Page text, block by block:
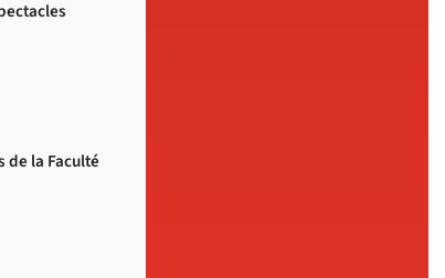
de la Faculté